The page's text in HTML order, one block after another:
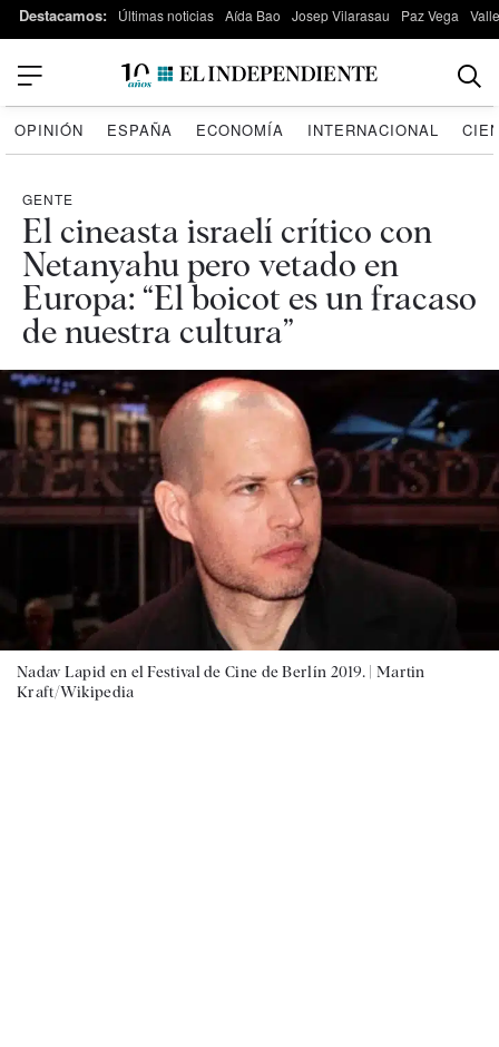
Destacamos: Últimas noticias Aída Bao Josep Vilarasau Paz Vega
OPINIÓN ESPAÑA ECONOMÍA INTERNACIONAL
GENTE
El cineasta israelí crítico con
Netanyahu pero vetado en
Europa: “El boicot es un fracaso
de nuestra cultura”
Nadav Lapid en el Festival de Cine de Berlín 2019. | Martin
Kraft/Wikipedia